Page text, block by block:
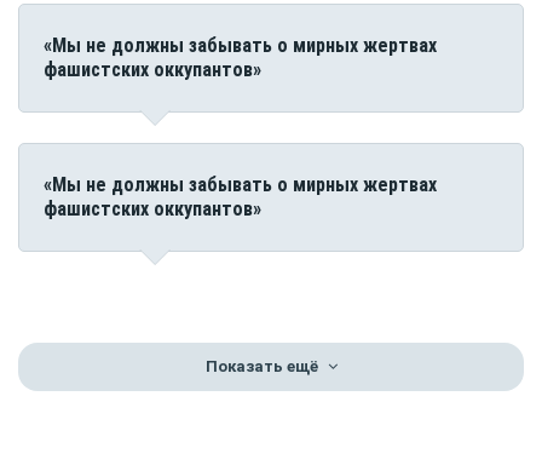
«Мы не должны забывать о мирных жертвах
фашистских оккупантов»
«Мы не должны забывать о мирных жертвах
фашистских оккупантов»
Показать ещё